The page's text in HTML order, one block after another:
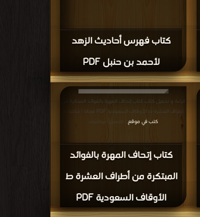
كتاب فهرس أحاديث الزهد
لأحمد بن حنبل PDF
كتاب إتحاف المهرة بالفوائد
المبتكرة من أطراف العشرة ط
الأوقاف السعودية PDF
قراءة و تحميل كتاب كتاب إتحاف المهرة بالفوائد المبتكرة من
أطراف العشرة ط الأوقاف السعودية PDF مجانا | مكتبة >
كتب في موقع
| التحميل : مرة/مرات